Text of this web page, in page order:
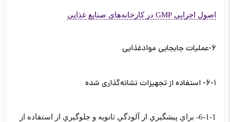
اصول اجرایی GMP در کارخانه‌های صنایع غذایی
6-عمليات جابجايي موادغذايي
6-1- استفاده از تجهيزات نشانه‌گذاري شده
6-1-1- براي پيشگيري از آلودگي ثانويه و جلوگيري از استفاده از